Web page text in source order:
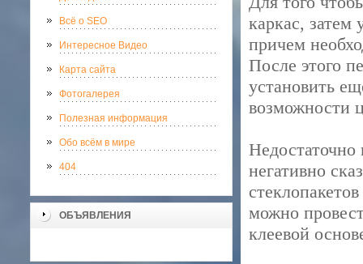
Всё о SEO
Интересное Видео
Карта сайта
Фотогалерея
Полезная информация
Обо всём в мире
404
ОБЪЯВЛЕНИЯ
каркас, затем
причем
После этого
установить
возможности
негативно
можно
клеевой